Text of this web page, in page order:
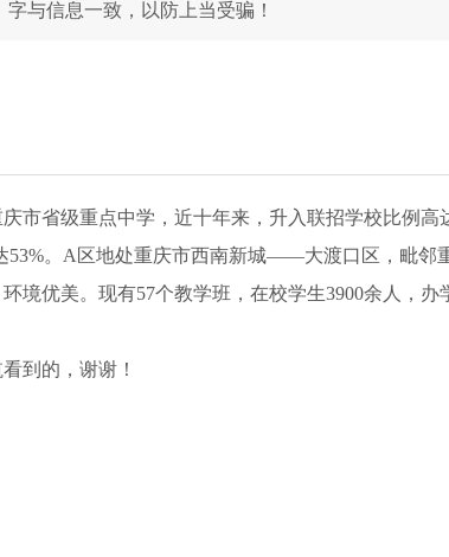
字与信息一致，以防上当受骗！
市省级重点中学，近十年来，升入联招学校比例高
53%。A区地处重庆市西南新城——大渡口区，毗邻
境优美。现有57个教学班，在校学生3900余人，办
到的，谢谢！